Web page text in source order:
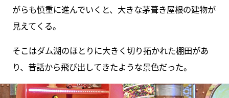
がらも慎重に進んでいくと、大きな茅葺き屋根の建物が
見えてくる。
そこはダム湖のほとりに大きく切り拓かれた棚田があ
り、昔話から飛び出してきたような景色だった。